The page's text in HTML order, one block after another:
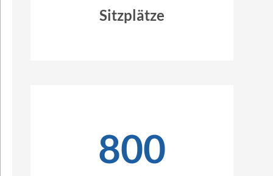
Sitzplätze
800